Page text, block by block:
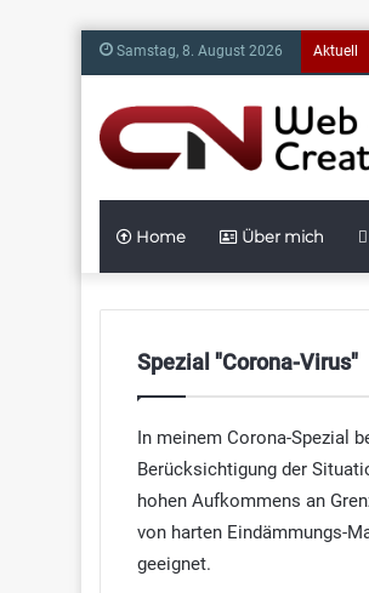
Samstag, 8. August 2026 Aktuell
Home Über mich
Spezial "Corona-Virus"
In meinem Corona-Spezial
Berücksichtigung der
hohen Aufkommens an
von harten Eindämmungs-
geeignet.